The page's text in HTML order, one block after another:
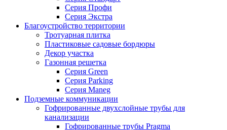
Серия Профи
Серия Экстра
Благоустройство территории
Тротуарная плитка
Пластиковые садовые бордюры
Декор участка
Газонная решетка
Серия Green
Серия Parking
Серия Maneg
Подземные коммуникации
Гофрированные двухслойные трубы для
канализации
Гофрированные трубы Pragma